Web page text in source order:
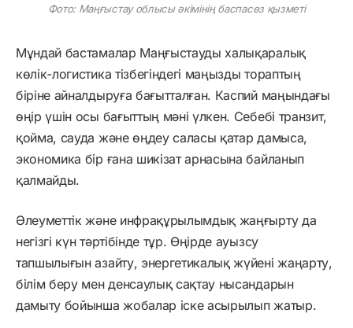
Фото: Маңғыстау облысы әкімінің баспасөз қызметі
Мұндай бастамалар Маңғыстауды халықаралық
көлік-логистика тізбегіндегі маңызды тораптың
біріне айналдыруға бағытталған. Каспий маңындағы
өңір үшін осы бағыттың мәні үлкен. Себебі транзит,
қойма, сауда және өңдеу саласы қатар дамыса,
экономика бір ғана шикізат арнасына байланып
қалмайды.
Әлеуметтік және инфрақұрылымдық жаңғырту да
негізгі күн тәртібінде тұр. Өңірде ауызсу
тапшылығын азайту, энергетикалық жүйені жаңарту,
білім беру мен денсаулық сақтау нысандарын
дамыту бойынша жобалар іске асырылып жатыр.